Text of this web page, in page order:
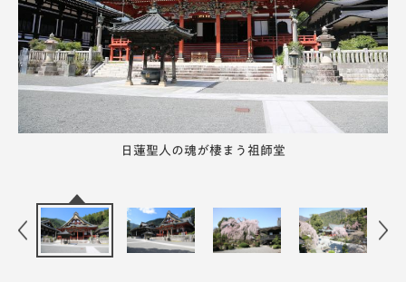
日蓮聖人の魂が棲まう祖師堂
身延山の中心伽藍
樹齢400年を誇るシダレザクラ
境内が華やぐ桜の季節
再建復元された五重塔
日蓮聖人の御遺骨をお祀りする御真骨堂
日蓮聖人が生活された御草庵の跡地
菩提梯の前に聳える三解脱の門
日蓮聖人のご命日に行われる万灯奉納